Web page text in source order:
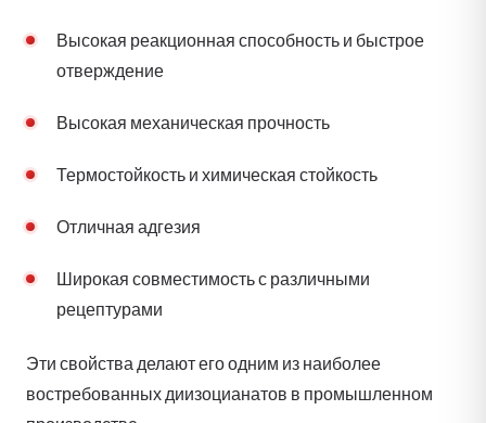
Высокая реакционная способность и быстрое
отверждение
Высокая механическая прочность
Термостойкость и химическая стойкость
Отличная адгезия
Широкая совместимость с различными
рецептурами
Эти свойства делают его одним из наиболее
востребованных диизоцианатов в промышленном